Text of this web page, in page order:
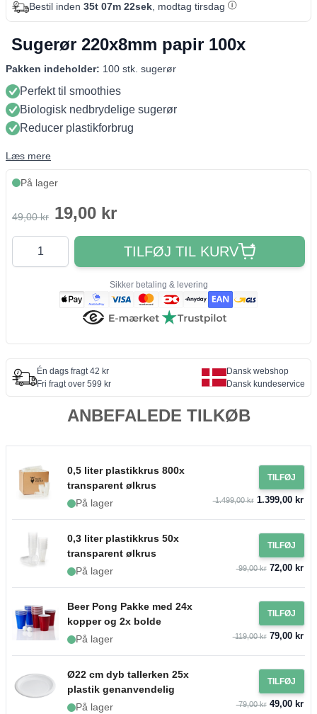
Bestil inden 35t 07m 21sek, modtag tirsdag
Sugerør 220x8mm papir 100x
Pakken indeholder: 100 stk. sugerør
Perfekt til smoothies
Biologisk nedbrydelige sugerør
Reducer plastikforbrug
Læs mere
På lager
49,00 kr 19,00 kr
Antal
TILFØJ TIL KURV
Sikker betaling & levering
Én dags fragt 42 kr
Fri fragt over 599 kr
Dansk webshop
Dansk kundeservice
ANBEFALEDE TILKØB
0,5 liter plastikkrus 800x
transparent ølkrus
På lager
TILFØJ
1.499,00 kr1.399,00 kr
0,3 liter plastikkrus 50x
transparent ølkrus
På lager
TILFØJ
99,00 kr72,00 kr
Beer Pong Pakke med 24x
kopper og 2x bolde
På lager
TILFØJ
119,00 kr79,00 kr
Ø22 cm dyb tallerken 25x
plastik genanvendelig
På lager
TILFØJ
79,00 kr49,00 kr